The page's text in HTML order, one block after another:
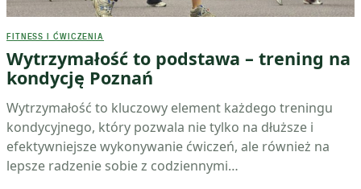
FITNESS I ĆWICZENIA
Wytrzymałość to podstawa – trening na
kondycję Poznań
Wytrzymałość to kluczowy element każdego treningu
kondycyjnego, który pozwala nie tylko na dłuższe i
efektywniejsze wykonywanie ćwiczeń, ale również na
lepsze radzenie sobie z codziennymi…